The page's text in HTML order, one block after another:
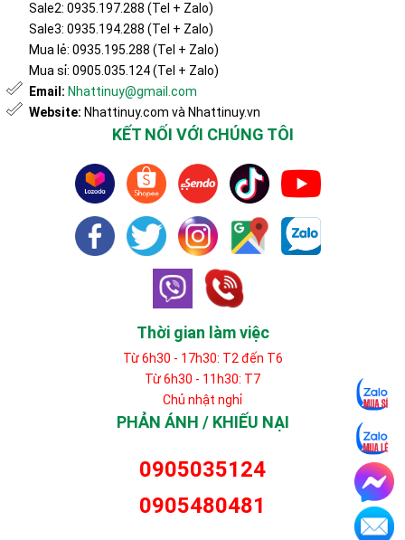
Sale2: 0935.197.288 (Tel + Zalo)
Sale3: 0935.194.288 (Tel + Zalo)
Mua lẻ: 0935.195.288 (Tel + Zalo)
Mua sỉ: 0905.035.124 (Tel + Zalo)
Email: Nhattinuy@gmail.com
Website: Nhattinuy.com và Nhattinuy.vn
KẾT NỐI VỚI CHÚNG TÔI
Thời gian làm việc
Từ 6h30 - 17h30: T2 đến T6
Từ 6h30 - 11h30: T7
Chủ nhật nghỉ
PHẢN ÁNH / KHIẾU NẠI
0905035124
0905480481